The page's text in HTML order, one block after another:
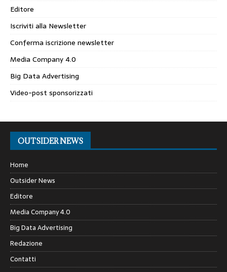
Editore
Iscriviti alla Newsletter
Conferma iscrizione newsletter
Media Company 4.0
Big Data Advertising
Video-post sponsorizzati
OUTSIDER NEWS
Home
Outsider News
Editore
Media Company 4.0
Big Data Advertising
Redazione
Contatti